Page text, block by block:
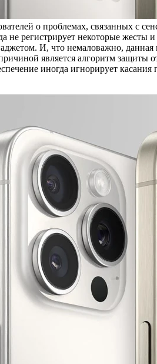
о проблемах, связанных
не регистрирует некоторые жесты
И, что немаловажно,
является алгоритм
иногда игнорирует касания